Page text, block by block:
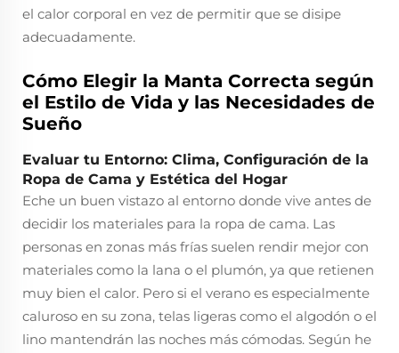
el calor corporal en vez de permitir que se disipe
adecuadamente.
Cómo Elegir la Manta Correcta según
el Estilo de Vida y las Necesidades de
Sueño
Evaluar tu Entorno: Clima, Configuración de la
Ropa de Cama y Estética del Hogar
Eche un buen vistazo al entorno donde vive antes de
decidir los materiales para la ropa de cama. Las
personas en zonas más frías suelen rendir mejor con
materiales como la lana o el plumón, ya que retienen
muy bien el calor. Pero si el verano es especialmente
caluroso en su zona, telas ligeras como el algodón o el
lino mantendrán las noches más cómodas. Según he